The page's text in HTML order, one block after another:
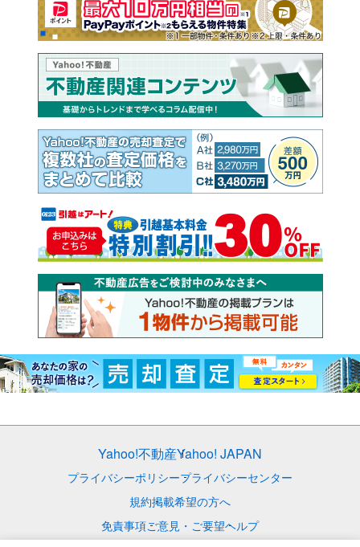
Yahoo!不動産Yahoo! JAPAN
プライバシーポリシープライバシーセンター
規約掲載希望の方へ
免責事項ご意見・ご要望ヘルプ
© LY Corporation